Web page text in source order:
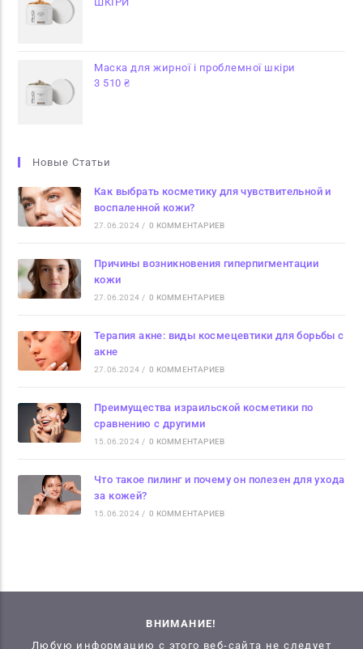
Маска для жирної і проблемної шкіри
3 510₴
Новые Статьи
Как выбрать косметику для чувствительной и
воспаленной кожи?
27.06.2024 / 0 КОММЕНТАРИЕВ
Причины возникновения гиперпигментации
кожи
27.06.2024 / 0 КОММЕНТАРИЕВ
Терапия акне: виды космецевтики для борьбы с
акне
27.06.2024 / 0 КОММЕНТАРИЕВ
Преимущества израильской косметики по
сравнению с другими
15.06.2024 / 0 КОММЕНТАРИЕВ
Что такое пилинг и почему он полезен для ухода
за кожей?
15.06.2024 / 0 КОММЕНТАРИЕВ
ВНИМАНИЕ!
Любую информацию с этого веб-сайта не следует